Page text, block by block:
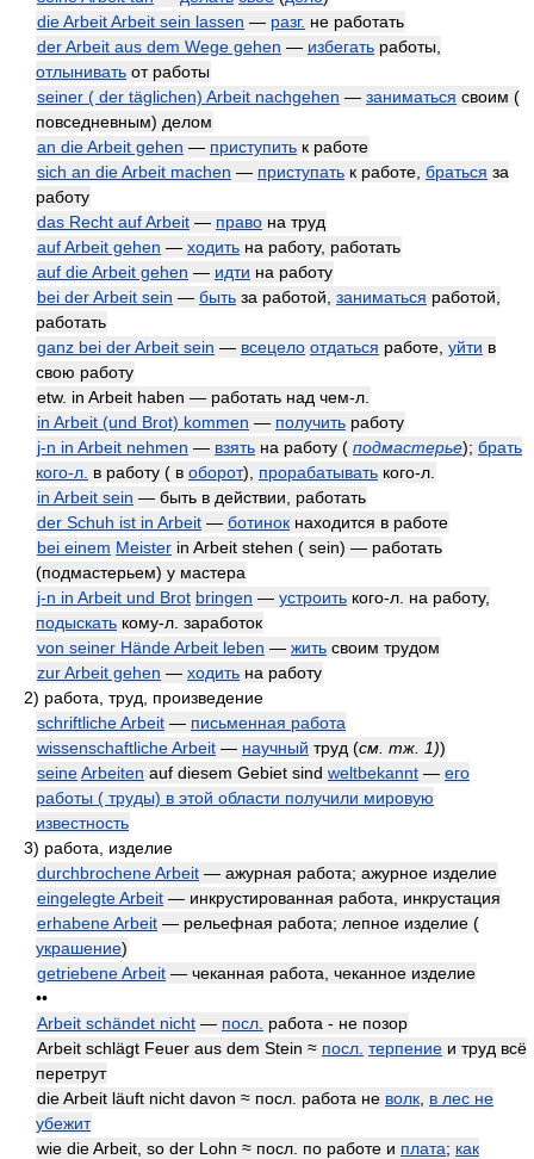
die Arbeit Arbeit sein lassen — разг. не работать
der Arbeit aus dem Wege gehen — избегать работы,
отлынивать от работы
seiner ( der täglichen) Arbeit nachgehen — заниматься своим (
повседневным) делом
an die Arbeit gehen — приступить к работе
sich an die Arbeit machen — приступать к работе, браться за
работу
das Recht auf Arbeit — право на труд
auf Arbeit gehen — ходить на работу, работать
auf die Arbeit gehen — идти на работу
bei der Arbeit sein — быть за работой, заниматься работой,
работать
ganz bei der Arbeit sein — всецело отдаться работе, уйти в
свою работу
etw. in Arbeit haben — работать над чем-л.
in Arbeit (und Brot) kommen — получить работу
j-n in Arbeit nehmen — взять на работу ( подмастерье); брать
кого-л. в работу ( в оборот), прорабатывать кого-л.
in Arbeit sein — быть в действии, работать
der Schuh ist in Arbeit — ботинок находится в работе
bei einem Meister in Arbeit stehen ( sein) — работать
(подмастерьем) у мастера
j-n in Arbeit und Brot bringen — устроить кого-л. на работу,
подыскать кому-л. заработок
von seiner Hände Arbeit leben — жить своим трудом
zur Arbeit gehen — ходить на работу
2) работа, труд, произведение
schriftliche Arbeit — письменная работа
wissenschaftliche Arbeit — научный труд (см. тж. 1))
seineArbeiten auf diesem Gebiet sind weltbekannt — его
работы ( труды) в этой области получили мировую
известность
3) работа, изделие
durchbrochene Arbeit — ажурная работа; ажурное изделие
eingelegte Arbeit — инкрустированная работа, инкрустация
erhabene Arbeit — рельефная работа; лепное изделие (
украшение)
getriebene Arbeit — чеканная работа, чеканное изделие
••
Arbeit schändet nicht — посл. работа - не позор
Arbeit schlägt Feuer aus dem Stein ≈ посл. терпение и труд всё
перетрут
die Arbeit läuft nicht davon ≈ посл. работа не волк в лес не
убежит
wie die Arbeit, so der Lohn ≈ посл. по работе и плата; как